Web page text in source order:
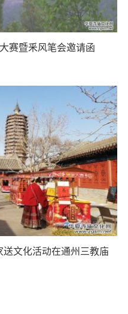
赛暨釆风笔会邀请函
送文化活动在通州三教庙